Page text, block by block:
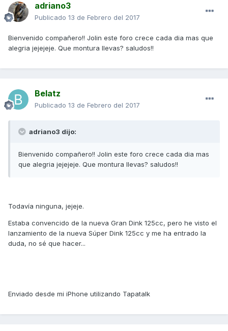
adriano3
Publicado 13 de Febrero del 2017
Bienvenido compañero!! Jolin este foro crece cada dia mas que
alegria jejejeje. Que montura llevas? saludos!!
Belatz
Publicado 13 de Febrero del 2017
adriano3 dijo:
Bienvenido compañero!! Jolin este foro crece cada dia mas
que alegria jejejeje. Que montura llevas? saludos!!
Todavía ninguna, jejeje.
Estaba convencido de la nueva Gran Dink 125cc, pero he visto el
lanzamiento de la nueva Súper Dink 125cc y me ha entrado la
duda, no sé que hacer...
Enviado desde mi iPhone utilizando Tapatalk